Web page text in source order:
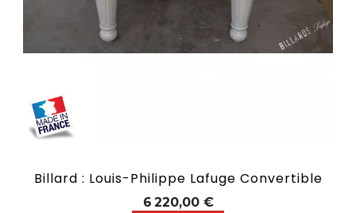
Billard : Louis-Philippe Lafuge Convertible
6 220,00 €Prix